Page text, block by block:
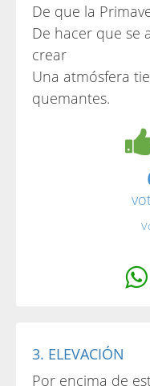
De que la
De hacer que se
crear
Una atmósfera
quemantes.
3. ELEVACIÓN
Por encima de